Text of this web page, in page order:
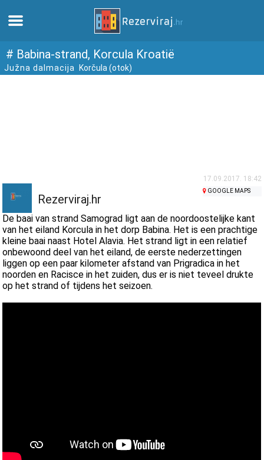
Thuis
webcams
Ontmoet Kroatië
musea
# Babina-strand, Korcula Kroatië
Južna dalmacija Korčula (otok)
17.09.2017. 18:42
Rezerviraj.hr
GOOGLE MAPS
De baai van strand Samograd ligt aan de noordoostelijke kant
van het eiland Korcula in het dorp Babina. Het is een prachtige
kleine baai naast Hotel Alavia. Het strand ligt in een relatief
onbewoond deel van het eiland, de eerste nederzettingen
liggen op een paar kilometer afstand van Prigradica in het
noorden en Racisce in het zuiden, dus er is niet teveel drukte
op het strand of tijdens het seizoen.